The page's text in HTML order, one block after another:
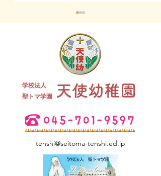
夏祭り 全学年
学校法人
​聖トマ学園
天使幼稚園
tenshi@seitoma-tenshi.ed.jp